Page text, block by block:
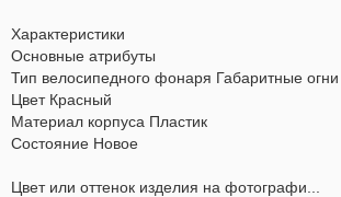
Характеристики
Основные атрибуты
Тип велосипедного фонаря Габаритные огни
Цвет Красный
Материал корпуса Пластик
Состояние Новое
Цвет или оттенок изделия на фотографи...